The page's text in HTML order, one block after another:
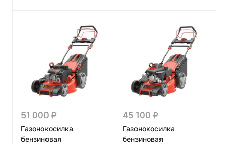
51 000
Газонокосилка
бензиновая
45 100
Газонокосилка
бензиновая